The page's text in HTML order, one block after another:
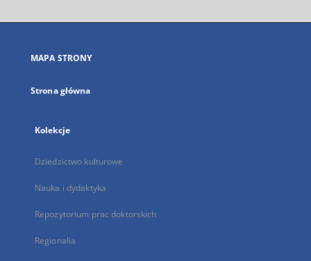
się
karcie
MAPA STRONY
Strona główna
Kolekcje
Dziedzictwo kulturowe
Nauka i dydaktyka
Repozytorium prac doktorskich
Regionalia